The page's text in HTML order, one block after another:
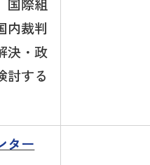
国際組
内裁判
決・政
討する
ター